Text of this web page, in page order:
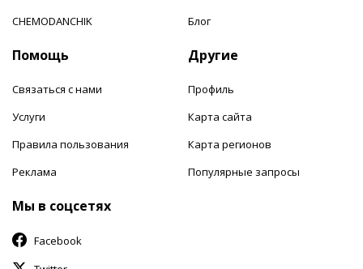
CHEMODANCHIK
Блог
Помощь
Связаться с нами
Услуги
Правила пользования
Реклама
Другие
Профиль
Карта сайта
Карта регионов
Популярные запросы
Мы в соцсетях
Facebook